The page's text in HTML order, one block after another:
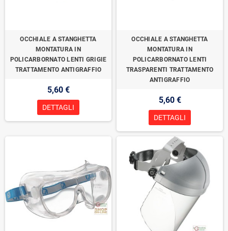
OCCHIALE A STANGHETTA
MONTATURA IN
POLICARBORNATO LENTI GRIGIE
TRATTAMENTO ANTIGRAFFIO
5,60 €
DETTAGLI
OCCHIALE A STANGHETTA
MONTATURA IN
POLICARBORNATO LENTI
TRASPARENTI TRATTAMENTO
ANTIGRAFFIO
5,60 €
DETTAGLI